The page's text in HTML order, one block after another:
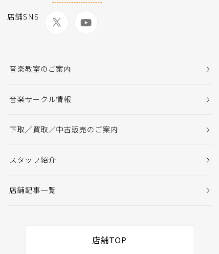
店舗SNS
音楽教室のご案内
音楽サークル情報
下取／買取／中古販売のご案内
スタッフ紹介
店舗記事一覧
店舗TOP